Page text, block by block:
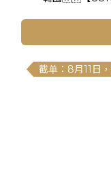
截单：8月11日